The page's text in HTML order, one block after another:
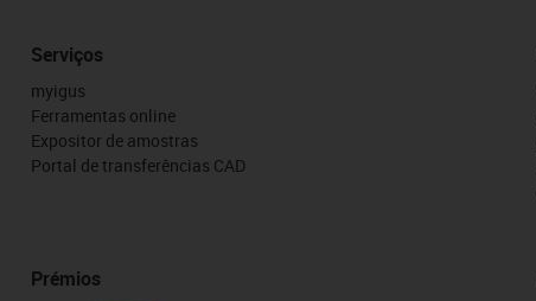
Serviços
myigus
Ferramentas online
Expositor de amostras
Portal de transferências CAD
Prémios